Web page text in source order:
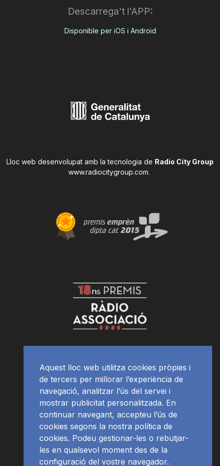
Descarrega't l'APP:
Disponible per iOS i Android
Lloc web desenvolupat amb la tecnologia de Radio City Group
www.radiocitygroup.com.
Aquest lloc web utilitza cookies pròpies i
de tercers per millorar l’experiència de
navegació, analitzar l’ús del servei i
mostrar publicitat personalitzada. En
continuar navegant, accepteu l’ús de
cookies segons la nostra política de
cookies. Podeu gestionar-les o rebutjar-
les en qualsevol moment des de la
configuració del vostre navegador.